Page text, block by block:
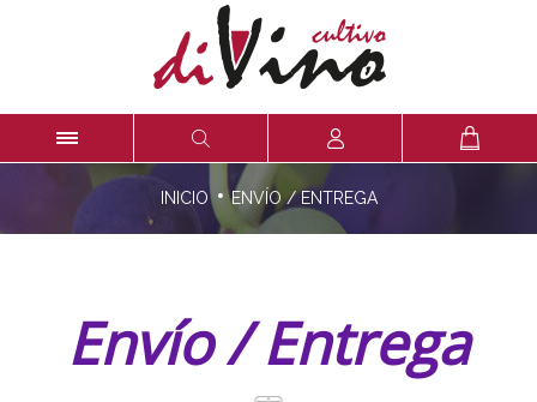
INICIO · ENVÍO / ENTREGA
Envío / Entrega